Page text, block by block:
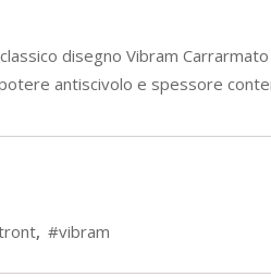
disegno Vibram
antiscivolo e spessore
, #vibram